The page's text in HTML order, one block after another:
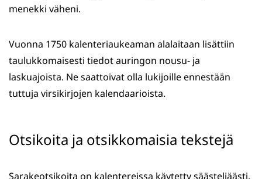
menekki väheni.
Vuonna 1750 kalenteriaukeaman alalaitaan lisättiin
taulukkomaisesti tiedot auringon nousu- ja
laskuajoista. Ne saattoivat olla lukijoille ennestään
tuttuja virsikirjojen kalendaarioista.
Otsikoita ja otsikkomaisia tekstejä
Sarakeotsikoita on kalentereissa käytetty säästeliäästi.